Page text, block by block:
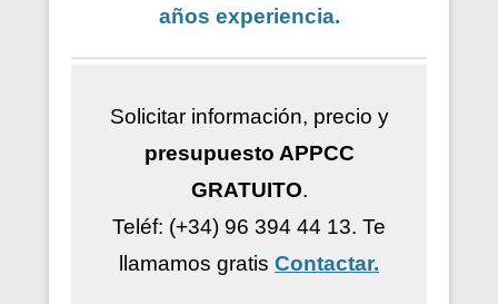
años experiencia.
Solicitar información, precio y
presupuesto APPCC
GRATUITO.
Teléf: (+34) 96 394 44 13. Te
llamamos gratis Contactar.